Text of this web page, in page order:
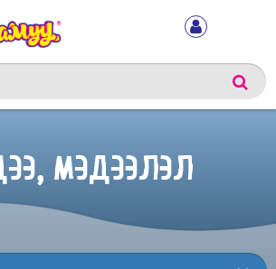
МЭДЭЭЛЭЛ